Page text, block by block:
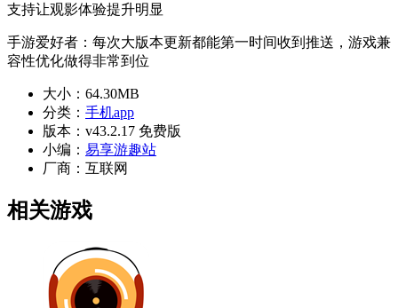
支持让观影体验提升明显
手游爱好者：每次大版本更新都能第一时间收到推送，游戏兼
容性优化做得非常到位
大小： 64.30MB
分类： 手机app
版本： v43.2.17 免费版
小编： 易享游趣站
厂商： 互联网
相关游戏